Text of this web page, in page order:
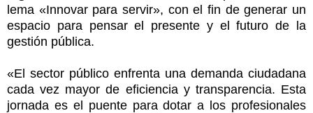
lema «Innovar para servir», con el fin de generar un
espacio para pensar el presente y el futuro de la
gestión pública.
«El sector público enfrenta una demanda ciudadana
cada vez mayor de eficiencia y transparencia. Esta
jornada es el puente para dotar a los profesionales